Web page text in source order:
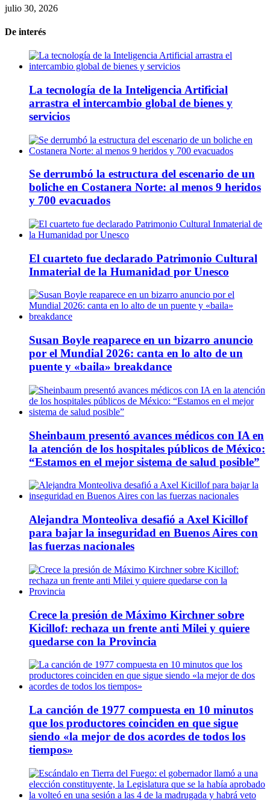
julio 30, 2026
De interés
La tecnología de la Inteligencia Artificial
arrastra el intercambio global de bienes y
servicios
Se derrumbó la estructura del escenario de un
boliche en Costanera Norte: al menos 9 heridos
y 700 evacuados
El cuarteto fue declarado Patrimonio Cultural
Inmaterial de la Humanidad por Unesco
Susan Boyle reaparece en un bizarro anuncio
por el Mundial 2026: canta en lo alto de un
puente y «baila» breakdance
Sheinbaum presentó avances médicos con IA en
la atención de los hospitales públicos de México:
“Estamos en el mejor sistema de salud posible”
Alejandra Monteoliva desafió a Axel Kicillof
para bajar la inseguridad en Buenos Aires con
las fuerzas nacionales
Crece la presión de Máximo Kirchner sobre
Kicillof: rechaza un frente anti Milei y quiere
quedarse con la Provincia
La canción de 1977 compuesta en 10 minutos
que los productores coinciden en que sigue
siendo «la mejor de dos acordes de todos los
tiempos»